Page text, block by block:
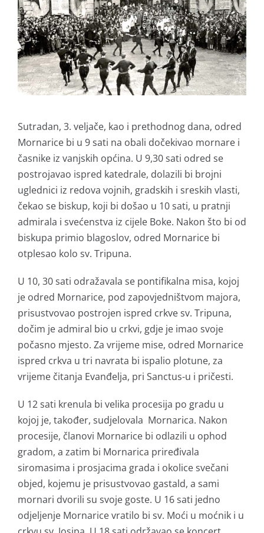
Sutradan, 3. veljače, kao i prethodnog dana, odred
Mornarice bi u 9 sati na obali dočekivao mornare i
časnike iz vanjskih općina. U 9,30 sati odred se
postrojavao ispred katedrale, dolazili bi brojni
uglednici iz redova vojnih, gradskih i sreskih vlasti,
čekao se biskup, koji bi došao u 10 sati, u pratnji
admirala i svećenstva iz cijele Boke. Nakon što bi od
biskupa primio blagoslov, odred Mornarice bi
otplesao kolo sv. Tripuna.
U 10, 30 sati odražavala se pontifikalna misa, kojoj
je odred Mornarice, pod zapovjedništvom majora,
prisustvovao postrojen ispred crkve sv. Tripuna,
dočim je admiral bio u crkvi, gdje je imao svoje
počasno mjesto. Za vrijeme mise, odred Mornarice
ispred crkva u tri navrata bi ispalio plotune, za
vrijeme čitanja Evanđelja, pri Sanctus-u i pričesti.
U 12 sati krenula bi velika procesija po gradu u
kojoj je, također, sudjelovala Mornarica. Nakon
procesije, članovi Mornarice bi odlazili u ophod
gradom, a zatim bi Mornarica priređivala
siromasima i prosjacima grada i okolice svečani
objed, kojemu je prisustvovao gastald, a sami
mornari dvorili su svoje goste. U 16 sati jedno
odjeljenje Mornarice vratilo bi sv. Moći u moćnik i u